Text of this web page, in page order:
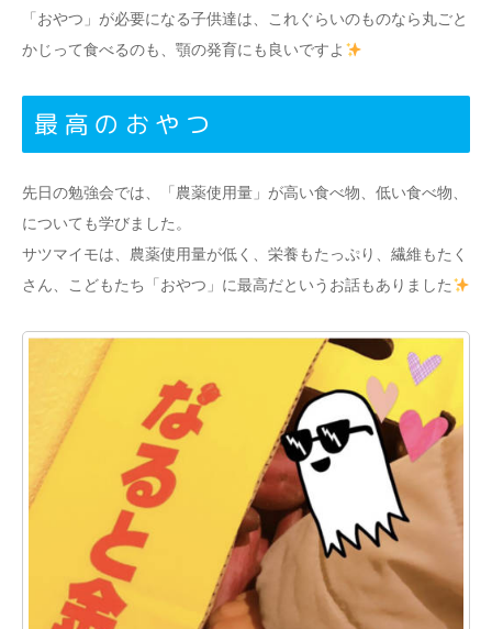
「おやつ」が必要になる子供達は、これぐらいのものなら丸ごと
かじって食べるのも、顎の発育にも良いですよ
最高のおやつ
先日の勉強会では、「農薬使用量」が高い食べ物、低い食べ物、
についても学びました。
サツマイモは、農薬使用量が低く、栄養もたっぷり、繊維もたく
さん、こどもたち「おやつ」に最高だというお話もありました